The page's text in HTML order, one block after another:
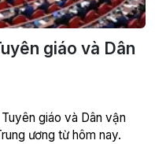
giáo và Dân
giáo và Dân vận
ương từ hôm nay.